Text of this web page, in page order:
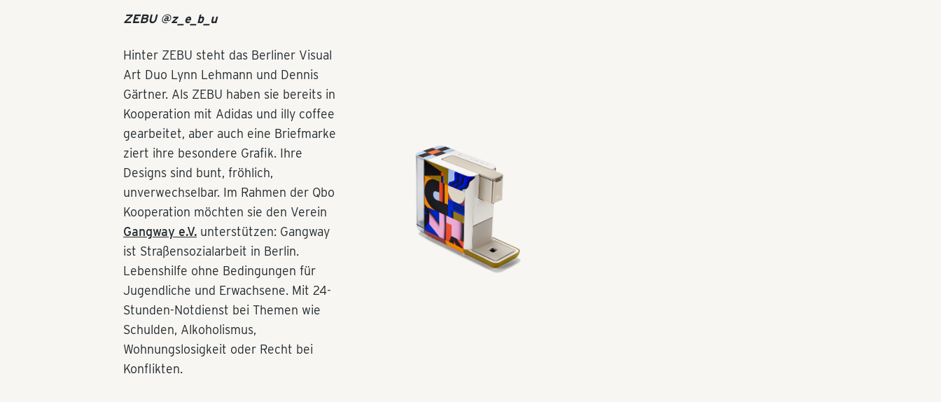
ZEBU @z_e_b_u
Hinter ZEBU steht das Berliner Visual
Art Duo Lynn Lehmann und Dennis
Gärtner. Als ZEBU haben sie bereits in
Kooperation mit Adidas und illy coffee
gearbeitet, aber auch eine Briefmarke
ziert ihre besondere Grafik. Ihre
Designs sind bunt, fröhlich,
unverwechselbar. Im Rahmen der Qbo
Kooperation möchten sie den Verein
Gangway e.V. unterstützen: Gangway
ist Straßensozialarbeit in Berlin.
Lebenshilfe ohne Bedingungen für
Jugendliche und Erwachsene. Mit 24-
Stunden-Notdienst bei Themen wie
Schulden, Alkoholismus,
Wohnungslosigkeit oder Recht bei
Konflikten.